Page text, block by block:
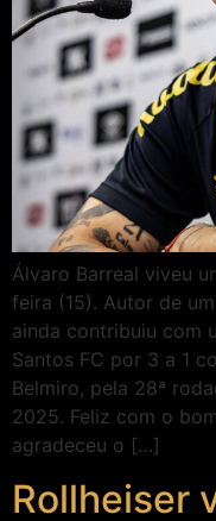
Álvaro Barreal viveu
feira (15). Autor de
ainda contribuiu com
Santos FC por 3 a 1
Belmiro, pela 28ª
2025. Feliz com o
agradeceu o […]
Rollheiser